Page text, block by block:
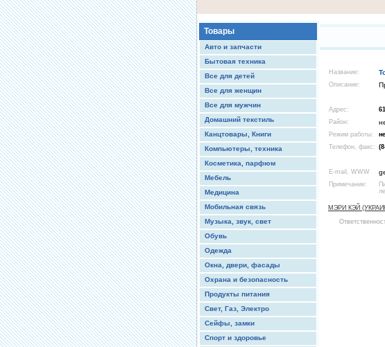
Товары
Авто и запчасти
Бытовая техника
Все для детей
Все для женщин
Все для мужчин
Домашний текстиль
Канцтовары, Книги
Компьютеры, техника
Косметика, парфюм
Мебель
Медицина
Мобильная связь
Музыка, звук, свет
Обувь
Одежда
Окна, двери, фасады
Охрана и безопасность
Продукты питания
Свет, Газ, Электро
Сейфы, замки
Спорт и здоровье
Название:
Описание:
Адрес:
Район:
Режим работы:
Телефон, факс:
E-mail, WWW
Примечание:
МЭРИ КЭЙ